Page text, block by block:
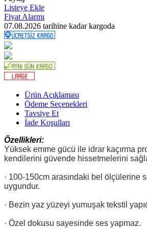
Listeye Ekle
Fiyat Alarmı
07.08.2026 tarihine kadar kargoda
Ürün Açıklaması
Ödeme Seçenekleri
Tavsiye Et
İade Koşulları
Özellikleri:
Yüksek emme gücü ile idrar kaçırma
kendilerini güvende hissetmelerini
· 100-150cm arasındaki bel ölçülerine
uygundur.
· Bezin yaz yüzeyi yumuşak tekstil
· Özel dokusu sayesinde ses yapmaz.